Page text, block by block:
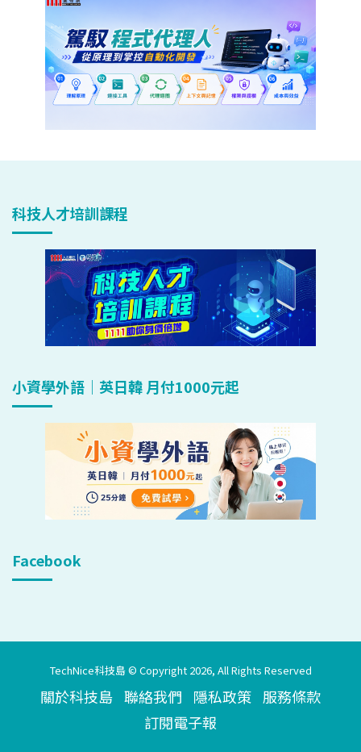
科技人才培訓課程
小資學外語｜英日韓 月付1000元起
Facebook
TechNice科技島 © Copyright 2026, All Rights Reserved
關於科技島 聯絡我們 隱私政策 服務條款
訂閱電子報